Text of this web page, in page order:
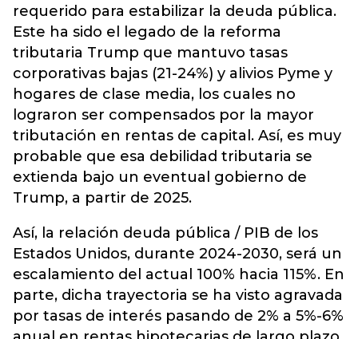
requerido para estabilizar la deuda pública.
Este ha sido el legado de la reforma
tributaria Trump que mantuvo tasas
corporativas bajas (21-24%) y alivios Pyme y
hogares de clase media, los cuales no
lograron ser compensados por la mayor
tributación en rentas de capital. Así, es muy
probable que esa debilidad tributaria se
extienda bajo un eventual gobierno de
Trump, a partir de 2025.
Así, la relación deuda pública / PIB de los
Estados Unidos, durante 2024-2030, será un
escalamiento del actual 100% hacia 115%. En
parte, dicha trayectoria se ha visto agravada
por tasas de interés pasando de 2% a 5%-6%